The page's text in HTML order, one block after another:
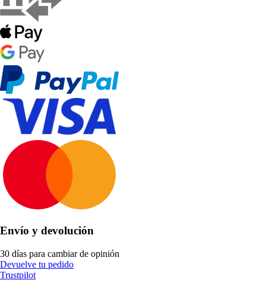
Envío y devolución
30 días para cambiar de opinión
Devuelve tu pedido
Trustpilot